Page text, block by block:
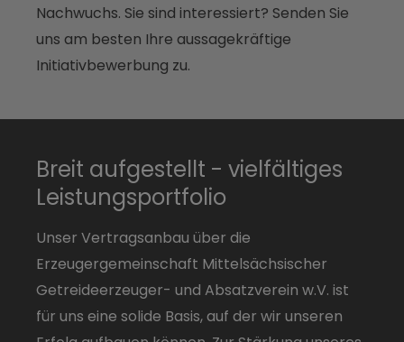
Nachwuchs. Sie sind interessiert? Senden Sie
uns am besten Ihre aussagekräftige
Initiativbewerbung zu.
Breit aufgestellt - vielfältiges
Leistungsportfolio
Unser Vertragsanbau über die
Erzeugergemeinschaft Mittelsächsischer
Getreideerzeuger- und Absatzverein w.V. ist
für uns eine solide Basis, auf der wir unseren